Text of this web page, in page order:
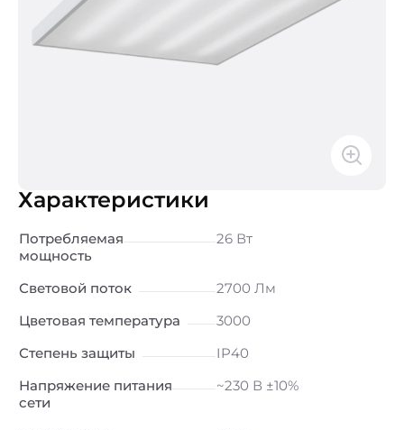
Характеристики
Потребляемая
мощность
26 Вт
Световой поток
2700 Лм
Цветовая температура
3000
Степень защиты
IP40
Напряжение питания
сети
~230 В ±10%